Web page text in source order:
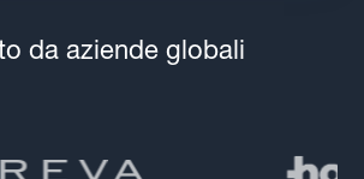
da aziende globali